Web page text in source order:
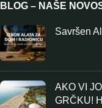
BLOG – NAŠE
Savršen
AKO VI
GRČKU!